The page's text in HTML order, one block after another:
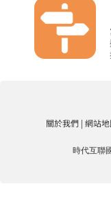
關於我們 | 網站地
時代互聯